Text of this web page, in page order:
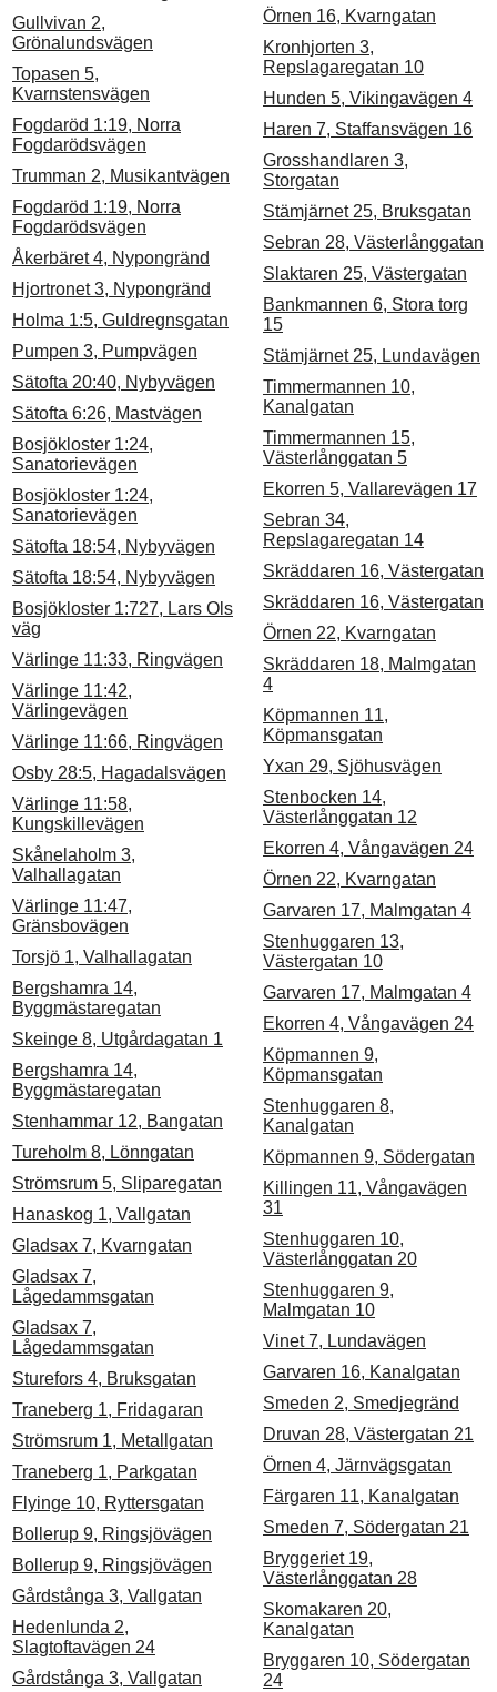
Gullvivan 2,
Grönalundsvägen
Topasen 5,
Kvarnstensvägen
Fogdaröd 1:19, Norra
Fogdarödsvägen
Trumman 2, Musikantvägen
Fogdaröd 1:19, Norra
Fogdarödsvägen
Åkerbäret 4, Nypongränd
Hjortronet 3, Nypongränd
Holma 1:5, Guldregnsgatan
Pumpen 3, Pumpvägen
Sätofta 20:40, Nybyvägen
Sätofta 6:26, Mastvägen
Bosjökloster 1:24,
Sanatorievägen
Bosjökloster 1:24,
Sanatorievägen
Sätofta 18:54, Nybyvägen
Sätofta 18:54, Nybyvägen
Bosjökloster 1:727, Lars Ols
väg
Värlinge 11:33, Ringvägen
Värlinge 11:42,
Värlingevägen
Värlinge 11:66, Ringvägen
Osby 28:5, Hagadalsvägen
Värlinge 11:58,
Kungskillevägen
Skånelaholm 3,
Valhallagatan
Värlinge 11:47,
Gränsbovägen
Torsjö 1, Valhallagatan
Bergshamra 14,
Byggmästaregatan
Skeinge 8, Utgårdagatan 1
Bergshamra 14,
Byggmästaregatan
Stenhammar 12, Bangatan
Tureholm 8, Lönngatan
Strömsrum 5, Sliparegatan
Hanaskog 1, Vallgatan
Gladsax 7, Kvarngatan
Gladsax 7,
Lågedammsgatan
Gladsax 7,
Lågedammsgatan
Sturefors 4, Bruksgatan
Traneberg 1, Fridagaran
Strömsrum 1, Metallgatan
Traneberg 1, Parkgatan
Flyinge 10, Ryttersgatan
Bollerup 9, Ringsjövägen
Bollerup 9, Ringsjövägen
Gårdstånga 3, Vallgatan
Hedenlunda 2,
Slagtoftavägen 24
Gårdstånga 3, Vallgatan
Örnen 16, Kvarngatan
Kronhjorten 3,
Repslagaregatan 10
Hunden 5, Vikingavägen 4
Haren 7, Staffansvägen 16
Grosshandlaren 3,
Storgatan
Stämjärnet 25, Bruksgatan
Sebran 28, Västerlånggatan
Slaktaren 25, Västergatan
Bankmannen 6, Stora torg
15
Stämjärnet 25, Lundavägen
Timmermannen 10,
Kanalgatan
Timmermannen 15,
Västerlånggatan 5
Ekorren 5, Vallarevägen 17
Sebran 34,
Repslagaregatan 14
Skräddaren 16, Västergatan
Skräddaren 16, Västergatan
Örnen 22, Kvarngatan
Skräddaren 18, Malmgatan
4
Köpmannen 11,
Köpmansgatan
Yxan 29, Sjöhusvägen
Stenbocken 14,
Västerlånggatan 12
Ekorren 4, Vångavägen 24
Örnen 22, Kvarngatan
Garvaren 17, Malmgatan 4
Stenhuggaren 13,
Västergatan 10
Garvaren 17, Malmgatan 4
Ekorren 4, Vångavägen 24
Köpmannen 9,
Köpmansgatan
Stenhuggaren 8,
Kanalgatan
Köpmannen 9, Södergatan
Killingen 11, Vångavägen
31
Stenhuggaren 10,
Västerlånggatan 20
Stenhuggaren 9,
Malmgatan 10
Vinet 7, Lundavägen
Garvaren 16, Kanalgatan
Smeden 2, Smedjegränd
Druvan 28, Västergatan 21
Örnen 4, Järnvägsgatan
Färgaren 11, Kanalgatan
Smeden 7, Södergatan 21
Bryggeriet 19,
Västerlånggatan 28
Skomakaren 20,
Kanalgatan
Bryggaren 10, Södergatan
24